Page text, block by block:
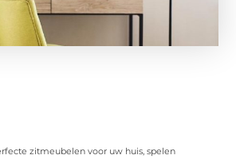
zitmeubelen voor uw huis, spelen